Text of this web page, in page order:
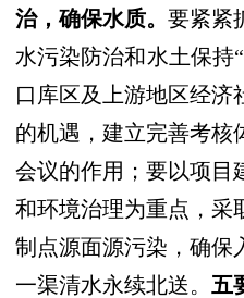
治，确保水质。 要紧紧
水污染防治和水土保持“
口库区及上游地区经济
的机遇，建立完善考核
会议的作用；要以项目
和环境治理为重点，采
制点源面源污染，确保
一渠清水永续北送。 五